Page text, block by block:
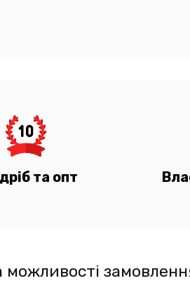
та опт
можливості